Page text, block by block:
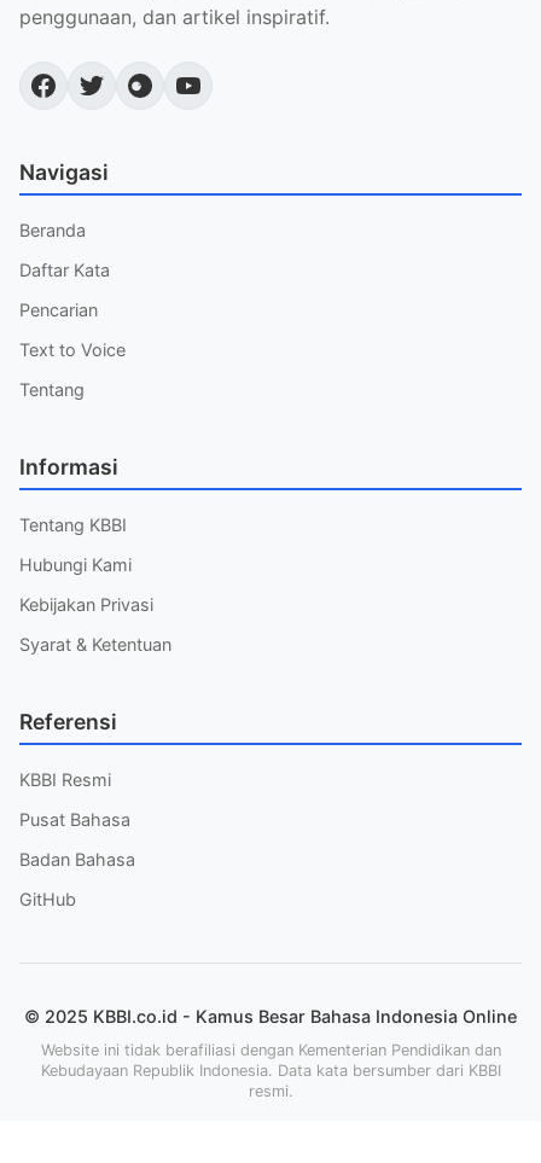
penggunaan, dan artikel inspiratif.
Navigasi
Beranda
Daftar Kata
Pencarian
Text to Voice
Tentang
Informasi
Tentang KBBI
Hubungi Kami
Kebijakan Privasi
Syarat & Ketentuan
Referensi
KBBI Resmi
Pusat Bahasa
Badan Bahasa
GitHub
© 2025 KBBI.co.id - Kamus Besar Bahasa Indonesia Online
Website ini tidak berafiliasi dengan Kementerian Pendidikan dan
Kebudayaan Republik Indonesia. Data kata bersumber dari KBBI
resmi.